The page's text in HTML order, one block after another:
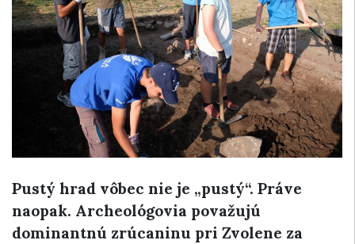
Pustý hrad vôbec nie je „pustý“. Práve
naopak. Archeológovia považujú
dominantnú zrúcaninu pri Zvolene za